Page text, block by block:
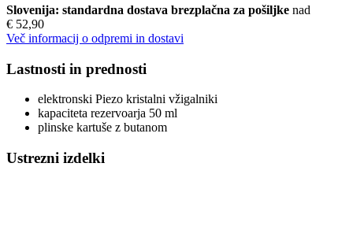
Slovenija: standardna dostava brezplačna za pošiljke nad
€ 52,90
Več informacij o odpremi in dostavi
Lastnosti in prednosti
elektronski Piezo kristalni vžigalniki
kapaciteta rezervoarja 50 ml
plinske kartuše z butanom
Ustrezni izdelki